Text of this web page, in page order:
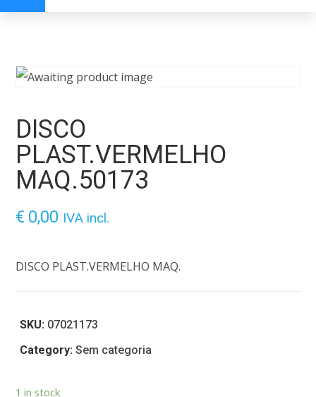
DISCO
PLAST.VERMELHO
MAQ.50173
€ 0,00 IVA incl.
DISCO PLAST.VERMELHO MAQ.
SKU: 07021173
Category:Sem categoria
1 in stock